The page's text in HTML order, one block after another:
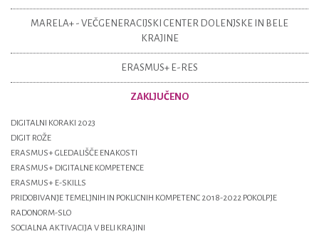
MARELA+ - VEČGENERACIJSKI CENTER DOLENJSKE IN BELE
KRAJINE
ERASMUS+ E-RES
ZAKLJUČENO
DIGITALNI KORAKI 2023
DIGIT ROŽE
ERASMUS+ GLEDALIŠČE ENAKOSTI
ERASMUS+ DIGITALNE KOMPETENCE
ERASMUS+ E-SKILLS
PRIDOBIVANJE TEMELJNIH IN POKLICNIH KOMPETENC 2018-2022 POKOLPJE
RADONORM-SLO
SOCIALNA AKTIVACIJA V BELI KRAJINI